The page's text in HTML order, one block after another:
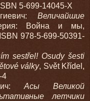
5-699-14045-X
Величайшие
Война и мы,
978-5-699-50391-
sestřel! Osudy šesti
války, Svět Křídel,
4
Асы Великой
летчики